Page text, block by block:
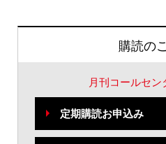
購読の
月刊コールセ
定期購読お申込み